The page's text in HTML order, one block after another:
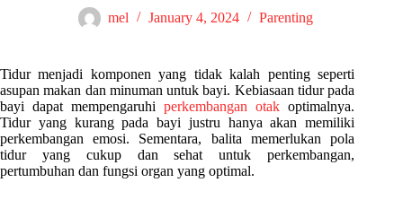
mel January 4, 2024 Parenting
Tidur menjadi komponen yang tidak kalah penting seperti
asupan makan dan minuman untuk bayi. Kebiasaan tidur pada
bayi dapat mempengaruhiperkembangan otakoptimalnya.
Tidur yang kurang pada bayi justru hanya akan memiliki
perkembangan emosi. Sementara, balita memerlukan pola
tidur yang cukup dan sehat untuk perkembangan,
pertumbuhan dan fungsi organ yang optimal.